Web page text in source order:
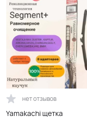
нет отзывов
Yamakachi щетка